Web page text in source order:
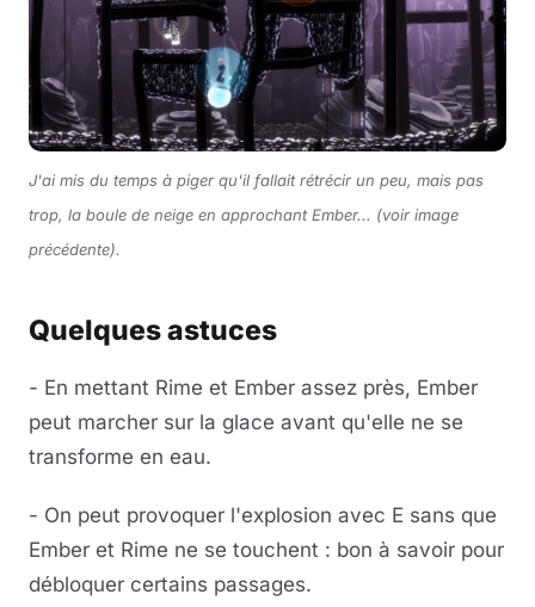
J'ai mis du temps à piger qu'il fallait rétrécir un peu, mais pas
trop, la boule de neige en approchant Ember... (voir image
précédente).
Quelques astuces
- En mettant Rime et Ember assez près, Ember
peut marcher sur la glace avant qu'elle ne se
transforme en eau.
- On peut provoquer l'explosion avec E sans que
Ember et Rime ne se touchent : bon à savoir pour
débloquer certains passages.